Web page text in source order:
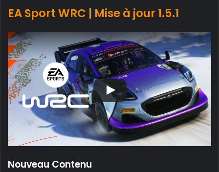
EA Sport WRC | Mise à jour 1.5.1
Nouveau Contenu